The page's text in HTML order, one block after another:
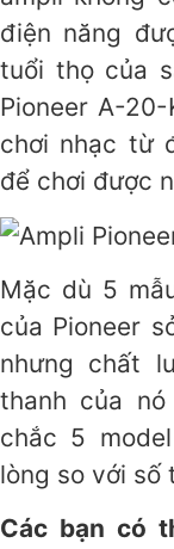
điện năng
tuổi thọ của
Pioneer A-
chơi nhạc từ
để chơi được
Mặc dù 5
của Pioneer
nhưng chất
thanh của
chắc 5
lòng so với số
Các bạn có